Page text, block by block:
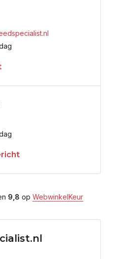
9,8 op WebwinkelKeur